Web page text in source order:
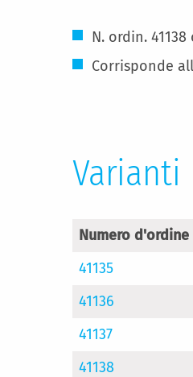
N. ordin.
Corrisponde
Varianti
Numero d'ordine
41135
41136
41137
41138